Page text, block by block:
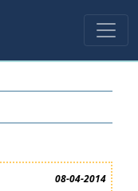
08-04-2014